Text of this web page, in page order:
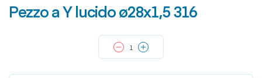
Pezzo a Y lucido ø28x1,5 316